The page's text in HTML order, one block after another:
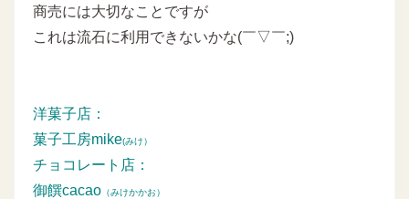
商売には大切なことですが
これは流石に利用できないかな(￣▽￣;)
洋菓子店：
菓子工房mike(みけ）
チョコレート店：
御饌cacao （みけかかお）